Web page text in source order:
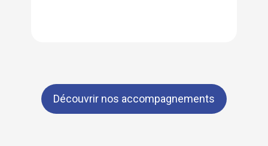
Découvrir nos accompagnements